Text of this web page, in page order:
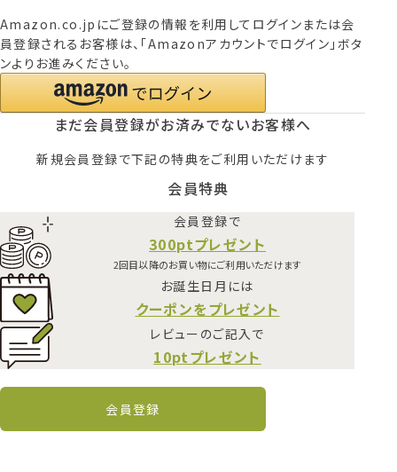
Amazon.co.jpにご登録の情報を利用してログインまたは会
員登録されるお客様は、「Amazonアカウントでログイン」ボタ
ンよりお進みください。
まだ会員登録がお済みでないお客様へ
新規会員登録で下記の特典をご利用いただけます
会員特典
会員登録で
300ptプレゼント
2回目以降のお買い物にご利用いただけます
お誕生日月には
クーポンをプレゼント
レビューのご記入で
10ptプレゼント
会員登録